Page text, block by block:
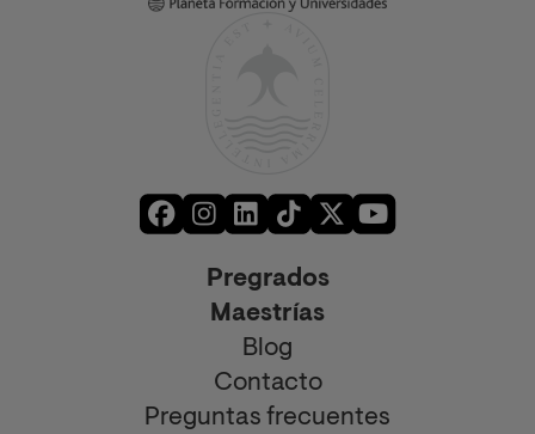
Pregrados
Maestrías
Blog
Contacto
Preguntas frecuentes